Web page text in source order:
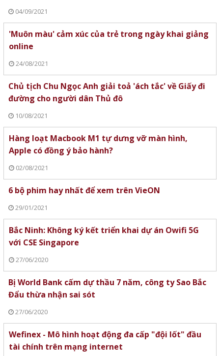
04/09/2021
'Muôn màu' cảm xúc của trẻ trong ngày khai giảng
online
24/08/2021
Chủ tịch Chu Ngọc Anh giải toả 'ách tắc' về Giấy đi
đường cho người dân Thủ đô
10/08/2021
Hàng loạt Macbook M1 tự dưng vỡ màn hình,
Apple có đồng ý bảo hành?
02/08/2021
6 bộ phim hay nhất để xem trên VieON
29/01/2021
Bắc Ninh: Không ký kết triển khai dự án Owifi 5G
với CSE Singapore
27/06/2020
Bị World Bank cấm dự thầu 7 năm, công ty Sao Bắc
Đẩu thừa nhận sai sót
27/06/2020
Wefinex - Mô hình hoạt động đa cấp "đội lốt" đầu
tài chính trên mạng internet